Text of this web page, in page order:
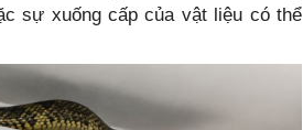
sự xuống cấp của vật liệu có thể